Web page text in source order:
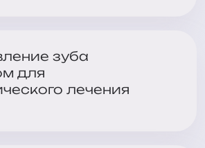
зуба
для
лечения